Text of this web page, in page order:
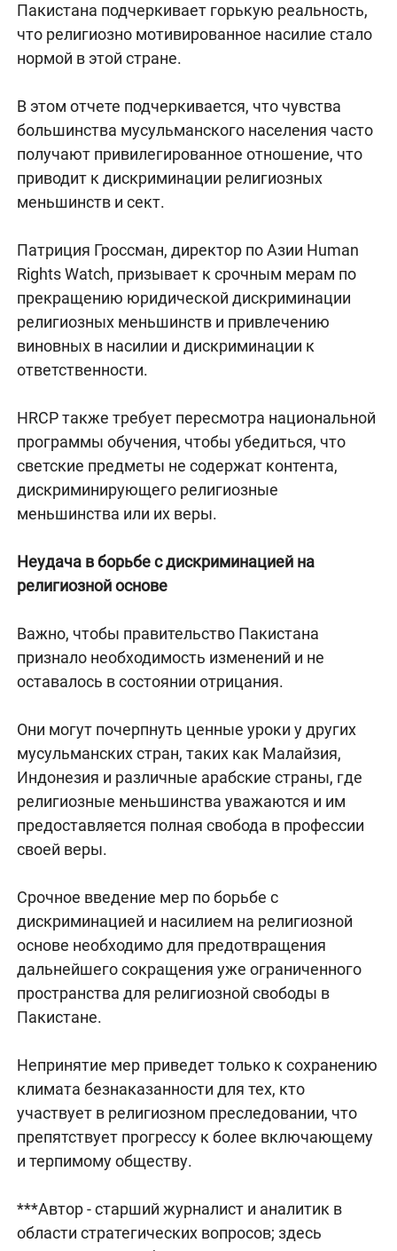
Пакистана подчеркивает горькую реальность,
что религиозно мотивированное насилие стало
нормой в этой стране.
В этом отчете подчеркивается, что чувства
большинства мусульманского населения часто
получают привилегированное отношение, что
приводит к дискриминации религиозных
меньшинств и сект.
Патриция Гроссман, директор по Азии Human
Rights Watch, призывает к срочным мерам по
прекращению юридической дискриминации
религиозных меньшинств и привлечению
виновных в насилии и дискриминации к
ответственности.
HRCP также требует пересмотра национальной
программы обучения, чтобы убедиться, что
светские предметы не содержат контента,
дискриминирующего религиозные
меньшинства или их веры.
Неудача в борьбе с дискриминацией на
религиозной основе
Важно, чтобы правительство Пакистана
признало необходимость изменений и не
оставалось в состоянии отрицания.
Они могут почерпнуть ценные уроки у других
мусульманских стран, таких как Малайзия,
Индонезия и различные арабские страны, где
религиозные меньшинства уважаются и им
предоставляется полная свобода в профессии
своей веры.
Срочное введение мер по борьбе с
дискриминацией и насилием на религиозной
основе необходимо для предотвращения
дальнейшего сокращения уже ограниченного
пространства для религиозной свободы в
Пакистане.
Непринятие мер приведет только к сохранению
климата безнаказанности для тех, кто
участвует в религиозном преследовании, что
препятствует прогрессу к более включающему
и терпимому обществу.
***Автор - старший журналист и аналитик в
области стратегических вопросов; здесь